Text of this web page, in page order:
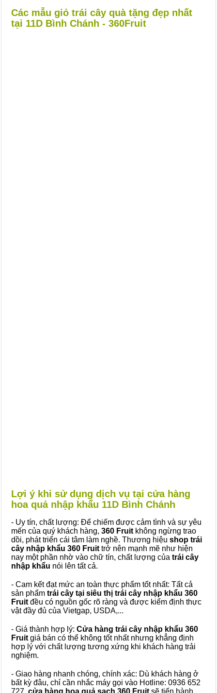
Các mẫu giỏ trái cây quà tặng đẹp nhất
tại 11D Bình Chánh - 360Fruit
Lợi ý khi sử dụng dịch vụ tại cửa hàng
hoa quả nhập khẩu 11D Bình Chánh
- Uy tín, chất lượng: Để chiếm được cảm tình và sự yêu
mến của quý khách hàng, 360 Fruit không ngừng trao
dồi, phát triển cái tâm làm nghề. Thương hiệu shop trái
cây nhập khẩu 360 Fruit trở nên mạnh mẽ như hiện
nay một phần nhờ vào chữ tín, chất lượng của trái cây
nhập khẩu nói lên tất cả.
- Cam kết đạt mức an toàn thực phẩm tốt nhất: Tất cả
sản phẩm trái cây tại siêu thị trái cây nhập khẩu 360
Fruit đều có nguồn gốc rõ ràng và được kiểm định thực
vật đầy đủ của Vietgap, USDA,...
- Giá thành hợp lý: Cửa hàng trái cây nhập khẩu 360
Fruit giá bán có thể không tốt nhất nhưng khẳng định
hợp lý với chất lượng tương xứng khi khách hàng trải
nghiệm.
- Giao hàng nhanh chóng, chính xác: Dù khách hàng ở
bất kỳ đâu, chỉ cần nhắc máy gọi vào Hotline: 0936 652
727, cửa hàng hoa quả sạch 360 Fruit sẽ tiến hành